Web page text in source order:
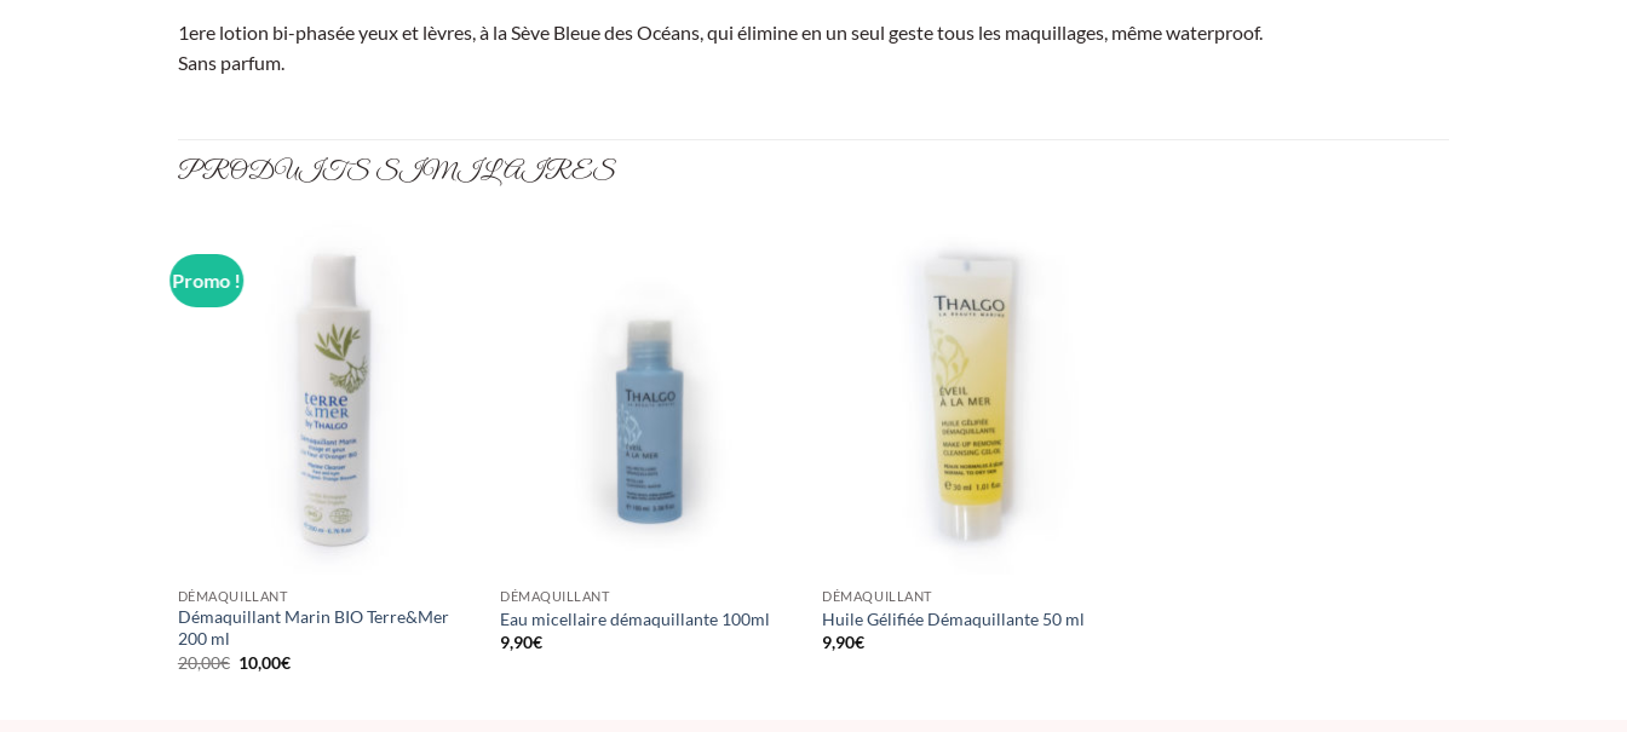
1ere lotion bi-phasée yeux et lèvres, à la Sève Bleue des Océans, qui élimine en un seul geste tous les maquillages, même waterproof.
Sans parfum.
PRODUITS SIMILAIRES
Promo !
DÉMAQUILLANT
Démaquillant Marin BIO Terre&Mer
200 ml
20,00€ Le
prix
10,00€Le
DÉMAQUILLANT
Eau micellaire démaquillante 100ml
9,90€
DÉMAQUILLANT
Huile Gélifiée Démaquillante 50 ml
9,90€